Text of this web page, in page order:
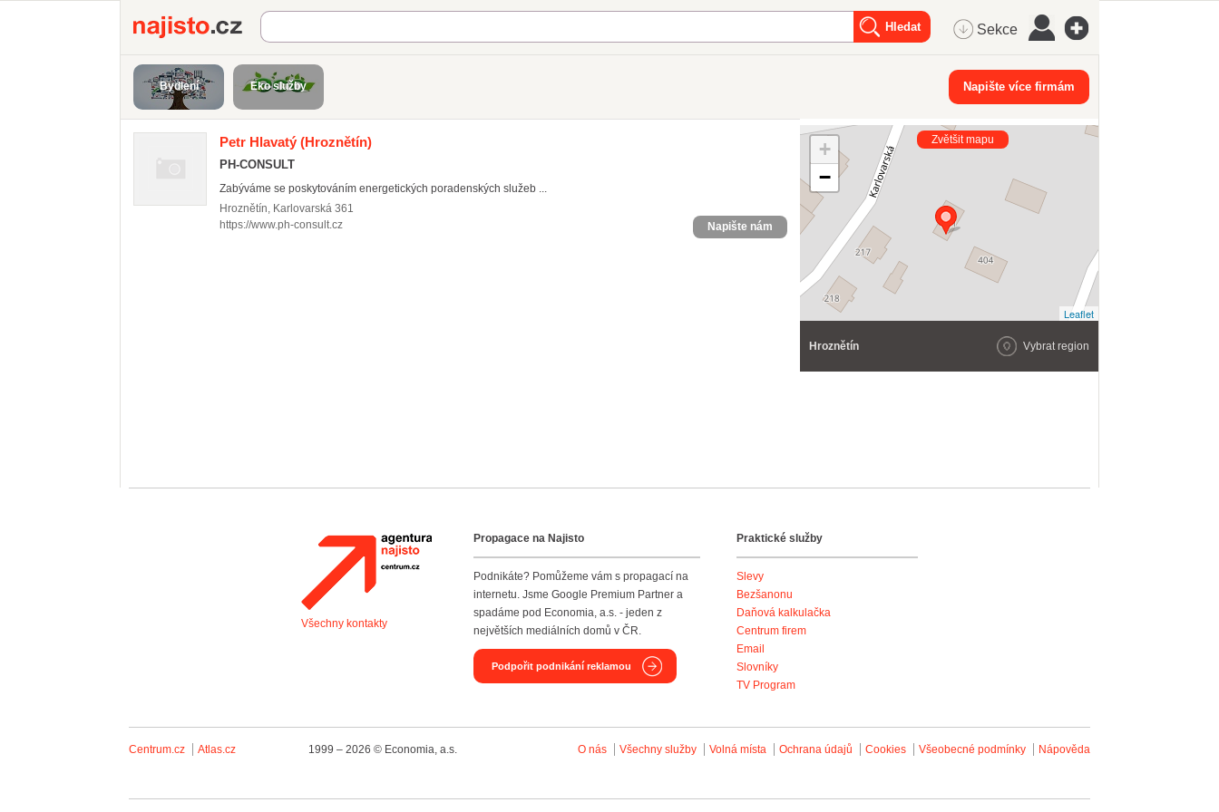
Najisto.cz Sekce
Bydlení Eko služby Napište více firmám
Petr Hlavatý (Hroznětín)
PH-CONSULT
Zabýváme se poskytováním energetických poradenských služeb ...
Hroznětín, Karlovarská 361
https://www.ph-consult.cz
Napište nám
+
−
Leaflet
Zvětšit mapu
Hroznětín Vybrat region
Agentura Najisto
Všechny kontakty
Propagace na Najisto
Podnikáte? Pomůžeme vám s propagací na
internetu. Jsme Google Premium Partner a
spadáme pod Economia, a.s. - jeden z
největších mediálních domů v ČR.
Podpořit podnikání reklamou
Praktické služby
Slevy
Bezšanonu
Daňová kalkulačka
Centrum firem
Email
Slovníky
TV Program
Centrum.cz Atlas.cz 1999 – 2026 © Economia, a.s. O nás Všechny služby Volná místa Ochrana údajů Cookies Všeobecné podmínky Nápověda